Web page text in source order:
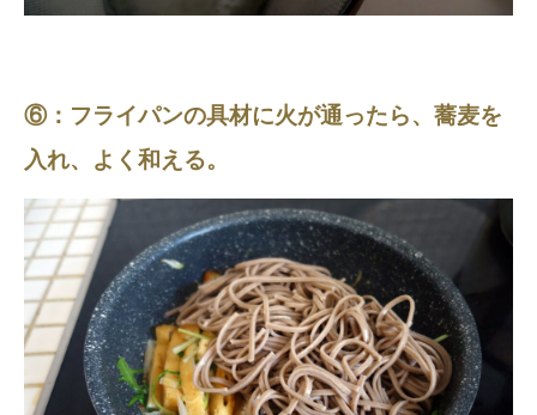
⑥：フライパンの具材に火が通ったら、蕎麦を
入れ、よく和える。